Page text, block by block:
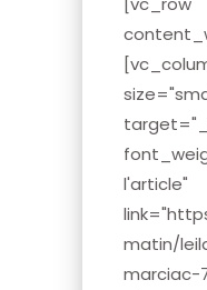
l'article"
matin/
marciac-